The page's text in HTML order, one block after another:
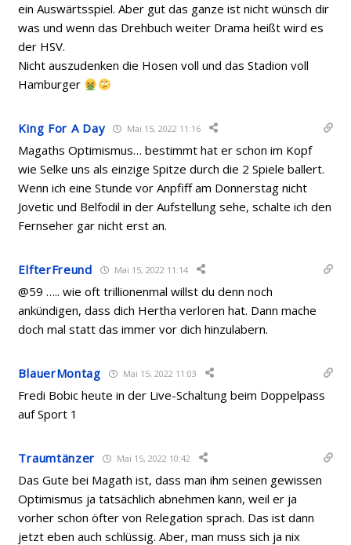
ein Auswärtsspiel. Aber gut das ganze ist nicht wünsch dir
was und wenn das Drehbuch weiter Drama heißt wird es
der HSV.
Nicht auszudenken die Hosen voll und das Stadion voll
Hamburger
King For A Day Mai 15, 2022 11:16
Magaths Optimismus… bestimmt hat er schon im Kopf
wie Selke uns als einzige Spitze durch die 2 Spiele ballert.
Wenn ich eine Stunde vor Anpfiff am Donnerstag nicht
Jovetic und Belfodil in der Aufstellung sehe, schalte ich den
Fernseher gar nicht erst an.
ElfterFreund Mai 15, 2022 11:14
@59 ….. wie oft trillionenmal willst du denn noch
ankündigen, dass dich Hertha verloren hat. Dann mache
doch mal statt das immer vor dich hinzulabern.
BlauerMontag Mai 15, 2022 11:03
Fredi Bobic heute in der Live-Schaltung beim Doppelpass
auf Sport 1
Traumtänzer Mai 15, 2022 10:42
Das Gute bei Magath ist, dass man ihm seinen gewissen
Optimismus ja tatsächlich abnehmen kann, weil er ja
vorher schon öfter von Relegation sprach. Das ist dann
jetzt eben auch schlüssig. Aber, man muss sich ja nix